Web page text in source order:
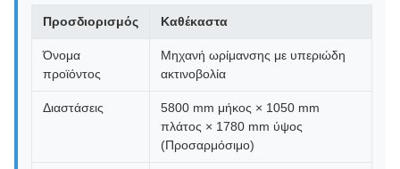
Προσδιορισμός Καθέκαστα
Όνομα
προϊόντος
Μηχανή ωρίμανσης με υπεριώδη
ακτινοβολία
Διαστάσεις
5800 mm μήκος × 1050 mm
πλάτος × 1780 mm ύψος
(Προσαρμόσιμο)